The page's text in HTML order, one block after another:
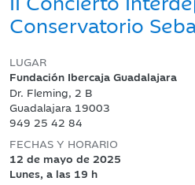
Conservatorio
LUGAR
Fundación Ibercaja Guadalajara
Dr. Fleming, 2 B
Guadalajara 19003
949 25 42 84
FECHAS Y HORARIO
12 de mayo de 2025
Lunes, a las 19 h